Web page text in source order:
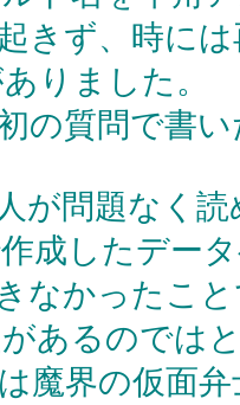
きず、時に
りました。
の質問で書
が問題なく
成したデー
なかったこ
あるのでは
魔界の仮面